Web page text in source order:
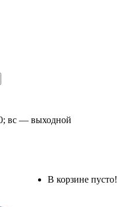
вс — выходной
В корзине пусто!